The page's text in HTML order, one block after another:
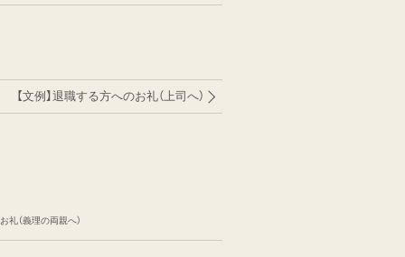
【文例】退職する方へのお礼（上司へ）
礼（義理の両親へ）